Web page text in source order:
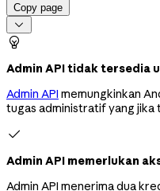
Copy page


Admin API tidak tersedia
Admin API memungkinkan
tugas administratif yang jika

Admin API memerlukan
Admin API menerima dua